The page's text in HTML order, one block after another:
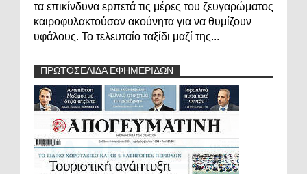
τα επικίνδυνα ερπετά τις μέρες του ζευγαρώματος
καιροφυλακτούσαν ακούνητα για να θυμίζουν
υφάλους. Το τελευταίο ταξίδι μαζί της...
ΠΡΩΤΟΣΕΛΙΔΑ ΕΦΗΜΕΡΙΔΩΝ